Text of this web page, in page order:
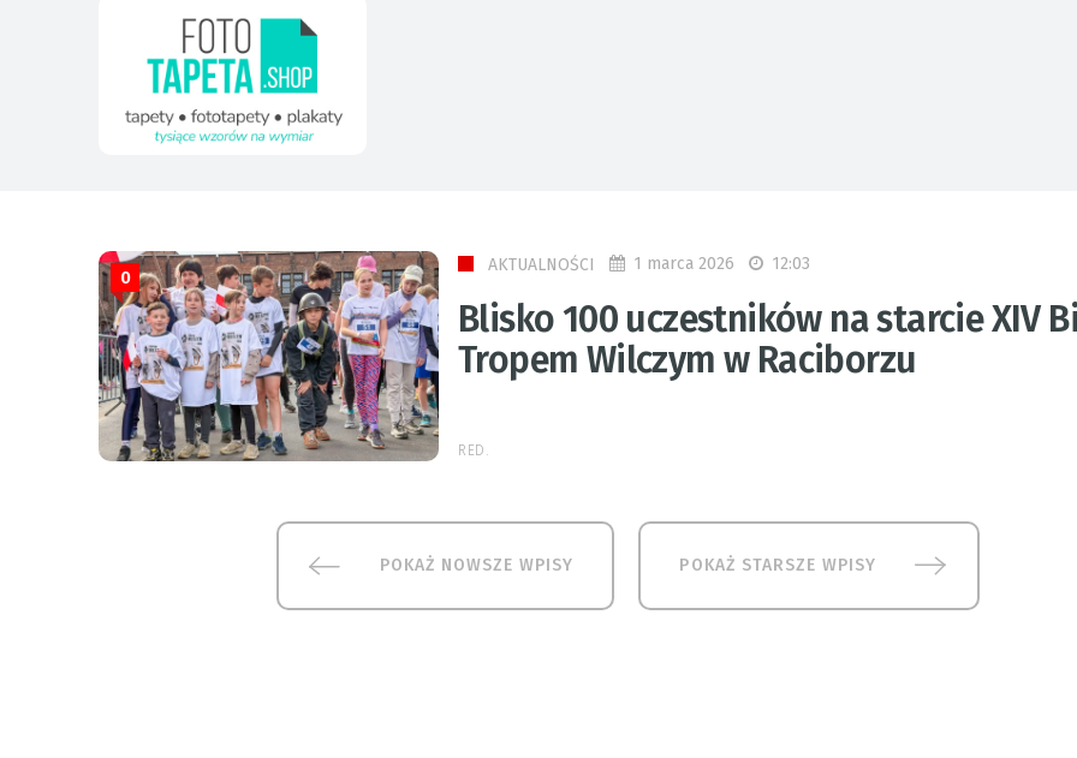
AKTUALNOŚCI 1 marca 2026 12:03
Blisko 100 uczestników na starcie XIV
Tropem Wilczym w Raciborzu
0
RED.
POKAŻ NOWSZE WPISY POKAŻ STARSZE WPISY